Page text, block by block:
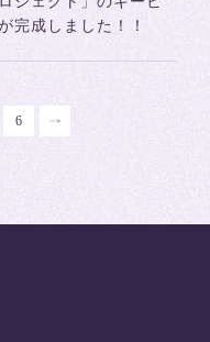
完成しました！！
6